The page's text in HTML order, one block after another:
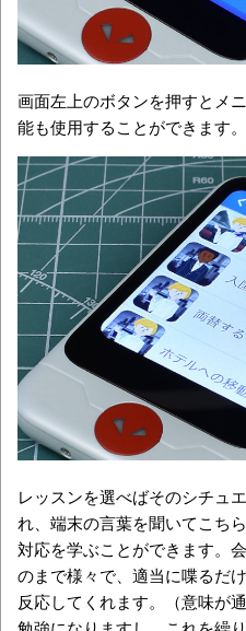
画面左上のボタンを押すとメ
能も使用することができます。
レッスンを選べばそのシチュ
れ、端末の言葉を聞いてこち
対応を学ぶことができます。
のまで様々で、適当に喋るだ
反応してくれます。（意味が